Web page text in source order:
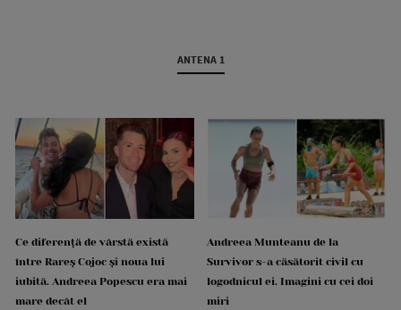
ANTENA 1
Ce diferență de vârstă există
între Rareș Cojoc și noua lui
iubită. Andreea Popescu era mai
mare decât el
Andreea Munteanu de la
Survivor s-a căsătorit civil cu
logodnicul ei. Imagini cu cei doi
miri